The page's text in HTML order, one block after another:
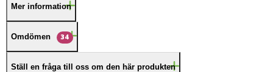
Mer information
Omdömen 34
Ställ en fråga till oss om den här produkten